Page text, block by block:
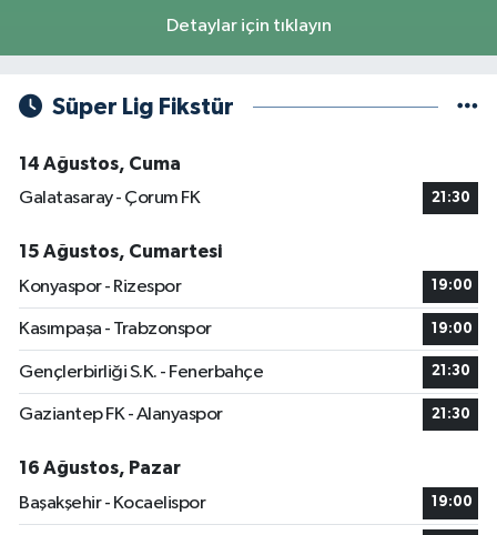
Detaylar için tıklayın
Süper Lig Fikstür
14 Ağustos, Cuma
Galatasaray - Çorum FK
21:30
15 Ağustos, Cumartesi
Konyaspor - Rizespor
19:00
Kasımpaşa - Trabzonspor 19:00
Gençlerbirliği S.K. - Fenerbahçe 21:30
Gaziantep FK - Alanyaspor 21:30
16 Ağustos, Pazar
Başakşehir - Kocaelispor
19:00